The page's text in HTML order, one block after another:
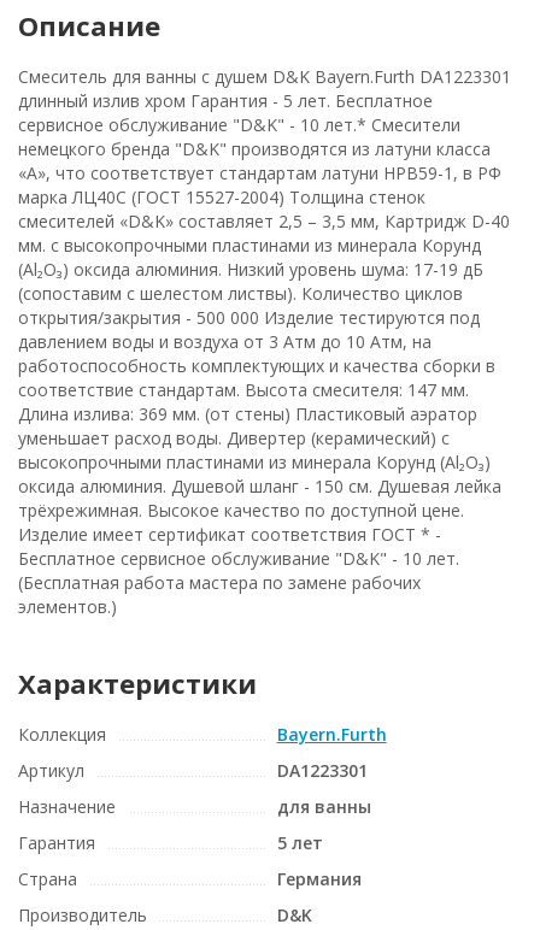
Описание
Смеситель для ванны с душем D&K Bayern.Furth DA1223301
длинный излив хром Гарантия - 5 лет. Бесплатное
сервисное обслуживание "D&K" - 10 лет.* Смесители
немецкого бренда "D&K" производятся из латуни класса
«А», что соответствует стандартам латуни HPB59-1, в РФ
марка ЛЦ40С (ГОСТ 15527-2004) Толщина стенок
смесителей «D&K» составляет 2,5 – 3,5 мм, Картридж D-40
мм. с высокопрочными пластинами из минерала Корунд
(Al₂O₃) оксида алюминия. Низкий уровень шума: 17-19 дБ
(сопоставим с шелестом листвы). Количество циклов
открытия/закрытия - 500 000 Изделие тестируются под
давлением воды и воздуха от 3 Атм до 10 Атм, на
работоспособность комплектующих и качества сборки в
соответствие стандартам. Высота смесителя: 147 мм.
Длина излива: 369 мм. (от стены) Пластиковый аэратор
уменьшает расход воды. Дивертер (керамический) с
высокопрочными пластинами из минерала Корунд (Al₂O₃)
оксида алюминия. Душевой шланг - 150 см. Душевая лейка
трёхрежимная. Высокое качество по доступной цене.
Изделие имеет сертификат соответствия ГОСТ * -
Бесплатное сервисное обслуживание "D&K" - 10 лет.
(Бесплатная работа мастера по замене рабочих
элементов.)
Характеристики
Коллекция
Bayern.Furth
Артикул
DA1223301
Назначение
для ванны
Гарантия
5 лет
Страна
Германия
Производитель
D&K